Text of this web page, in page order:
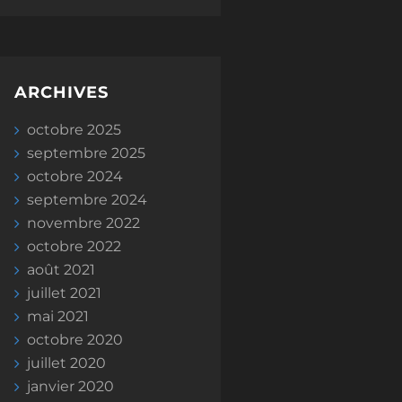
ARCHIVES
octobre 2025
septembre 2025
octobre 2024
septembre 2024
novembre 2022
octobre 2022
août 2021
juillet 2021
mai 2021
octobre 2020
juillet 2020
janvier 2020